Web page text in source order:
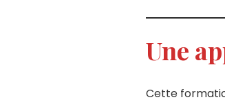
Une
Cette